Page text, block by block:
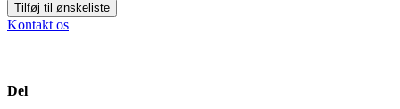
Tilføj til ønskeliste
Kontakt os
Del